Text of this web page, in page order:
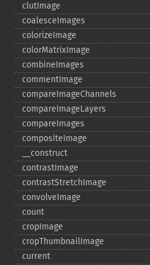
clutImage
coalesceImages
colorizeImage
colorMatrixImage
combineImages
commentImage
compareImageChannels
compareImageLayers
compareImages
compositeImage
_​_​construct
contrastImage
contrastStretchImage
convolveImage
count
cropImage
cropThumbnailImage
current